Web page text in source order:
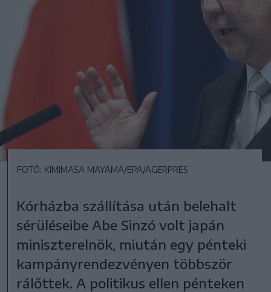
FOTÓ: KIMIMASA MAYAMA/EPA/AGERPRES
Kórházba szállítása után belehalt
sérüléseibe Abe Sinzó volt japán
miniszterelnök, miután egy pénteki
kampányrendezvényen többször
rálőttek. A politikus ellen pénteken